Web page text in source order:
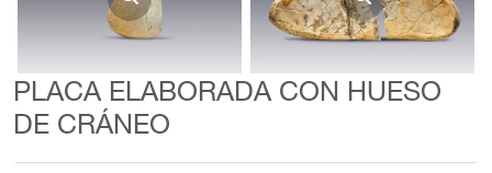
PLACA ELABORADA CON HUESO
DE CRÁNEO